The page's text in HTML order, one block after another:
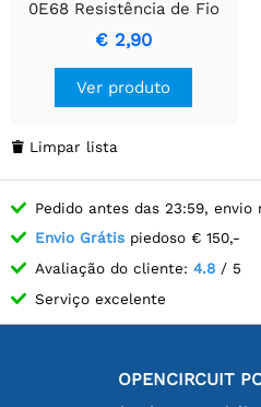
0E68 Resistência de Fio
Enrolado em Cimento
€ 2,90
Ver produto
 Limpar lista
Pedido antes das 23:59, envio
Envio Grátis piedoso € 150,-
Avaliação do cliente: 4.8 / 5
Serviço excelente
OPENCIRCUIT